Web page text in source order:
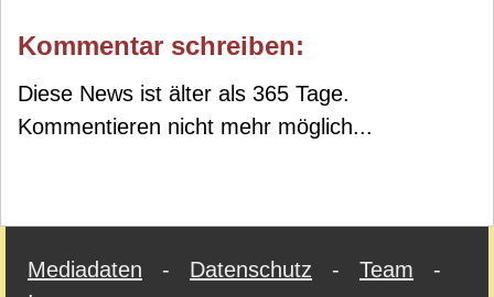
Kommentar schreiben:
Diese News ist älter als 365 Tage.
Kommentieren nicht mehr möglich...
Mediadaten - Datenschutz - Team -